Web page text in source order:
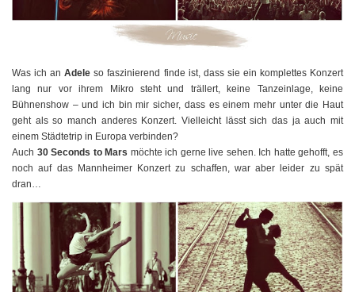
Was ich anAdele so faszinierend finde ist, dass sie ein komplettes Konzert
lang nur vor ihrem Mikro steht und trällert, keine Tanzeinlage, keine
Bühnenshow – und ich bin mir sicher, dass es einem mehr unter die Haut
geht als so manch anderes Konzert. Vielleicht lässt sich das ja auch mit
einem Städtetrip in Europa verbinden?
Auch 30 Seconds to Mars möchte ich gerne live sehen. Ich hatte gehofft, es
noch auf das Mannheimer Konzert zu schaffen, war aber leider zu spät
dran…